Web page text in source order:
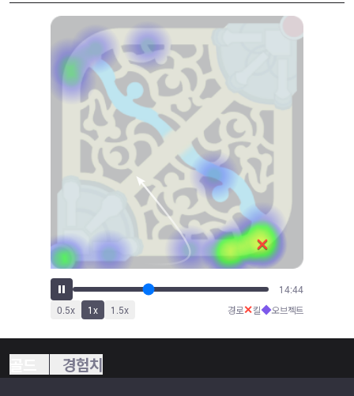
16:14
0.5x 1x 1.5x 경로✕킬◆오브젝트
경험치